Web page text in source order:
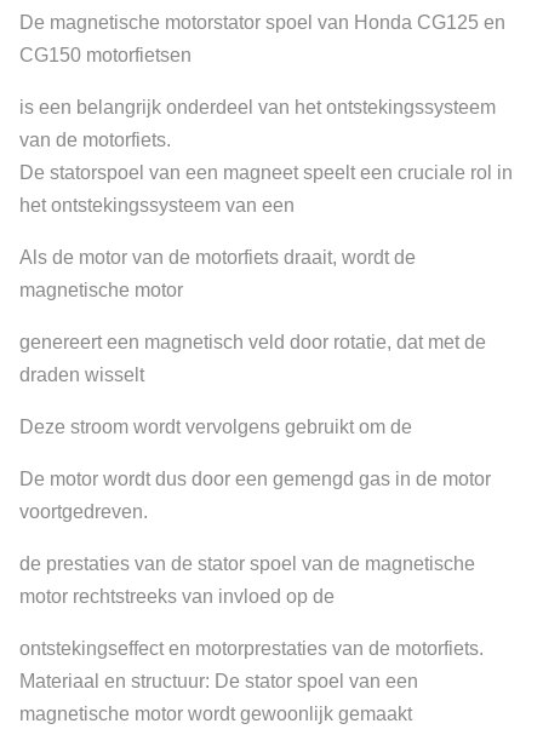
De magnetische motorstator spoel van Honda CG125 en
CG150 motorfietsen
is een belangrijk onderdeel van het ontstekingssysteem
van de motorfiets.
De statorspoel van een magneet speelt een cruciale rol in
het ontstekingssysteem van een
Als de motor van de motorfiets draait, wordt de
magnetische motor
genereert een magnetisch veld door rotatie, dat met de
draden wisselt
Deze stroom wordt vervolgens gebruikt om de
De motor wordt dus door een gemengd gas in de motor
voortgedreven.
de prestaties van de stator spoel van de magnetische
motor rechtstreeks van invloed op de
ontstekingseffect en motorprestaties van de motorfiets.
Materiaal en structuur: De stator spoel van een
magnetische motor wordt gewoonlijk gemaakt